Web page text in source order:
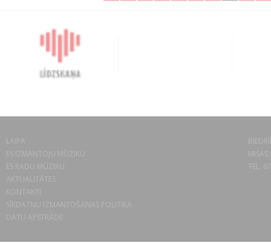
LAIPA
ES IZMANTOJU MŪZIKU
ES RADU MŪZIKU
AKTUALITĀTES
KONTAKTI
SĪKDATŅU IZMANTOŠANAS POLITIKA
DATU APSTRĀDE
TEL.